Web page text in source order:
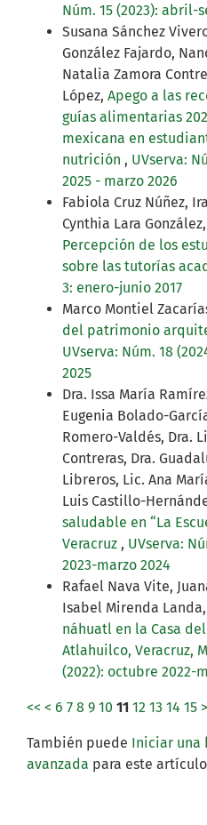
Núm. 15 (2023): abril-
Susana Sánchez
González Fajardo,
Natalia Zamora
López, Apego a las
guías alimentarias
mexicana en
nutrición , UVserva:
2025 - marzo 2026
Fabiola Cruz Núñez,
Cynthia Lara
Percepción de los
sobre las tutorías
3: enero-junio 2017
Marco Montiel
del patrimonio
UVserva: Núm. 18
2025
Dra. Issa María
Eugenia Bolado-
Romero-Valdés, Dra.
Contreras, Dra.
Libreros, Lic. Ana
Luis Castillo-
saludable en “La
Veracruz , UVserva:
2023-marzo 2024
Rafael Nava Vite,
Isabel Mirenda Landa,
náhuatl en la Casa
Atlahuilco, Veracruz,
(2022): octubre 2022-
<< < 6 7 8 9 10 11 12 13 14 15 >
También puede Iniciar una
avanzada para este